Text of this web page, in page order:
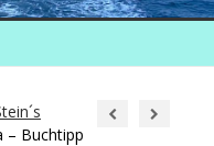
– Buchtipp